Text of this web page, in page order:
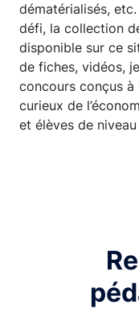
dématérialisés,
défi, la collection
disponible sur ce
de fiches, vidéos,
concours conçus à
curieux de
et élèves de